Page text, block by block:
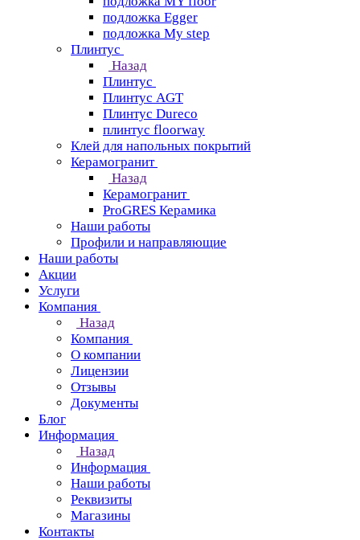
подложка Egger
подложка My step
Плинтус
Назад
Плинтус
Плинтус AGT
Плинтус Dureco
плинтус floorway
Клей для напольных покрытий
Керамогранит
Назад
Керамогранит
ProGRES Керамика
Наши работы
Профили и направляющие
Наши работы
Акции
Услуги
Компания
Назад
Компания
О компании
Лицензии
Отзывы
Документы
Блог
Информация
Назад
Информация
Наши работы
Реквизиты
Магазины
Контакты